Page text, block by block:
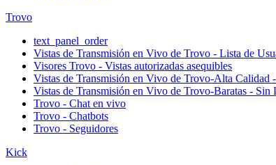
Trovo
text_panel_order
Vistas de Transmisión en Vivo de Trovo - Lista de
Visores Trovo - Vistas autorizadas asequibles
Vistas de Transmisión en Vivo de Trovo-Alta Calidad
Vistas de Transmisión en Vivo de Trovo-Baratas - Sin
Trovo - Chat en vivo
Trovo - Chatbots
Trovo - Seguidores
Kick